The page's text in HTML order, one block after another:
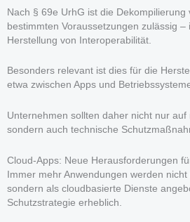
Nach § 69e UrhG ist die Dekompilierung
bestimmten Voraussetzungen zulässig –
Herstellung von Interoperabilität.
Besonders relevant ist dies für die
etwa zwischen Apps und
Unternehmen sollten daher nicht nur
sondern auch technische
Cloud-Apps: Neue Herausforderungen
Immer mehr Anwendungen werden
sondern als cloudbasierte Dienste
Schutzstrategie erheblich.